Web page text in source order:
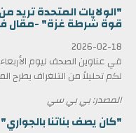
"الولايات المتحدة
قوة شرطة غزة" -مقال
2026-02-18
لكم تحليلاً من التلغراف يطرح
المصدر: بي بي سي
"كان يصف بناتنا بالجواري"